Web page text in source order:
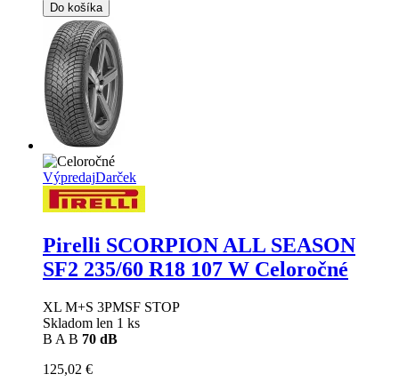
Do košíka
VýpredajDarček
Pirelli SCORPION ALL SEASON
SF2 235/60 R18 107 W Celoročné
XL M+S 3PMSF STOP
Skladom len 1 ks
B A B 70 dB
125,02 €